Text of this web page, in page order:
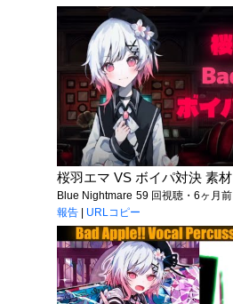
桜羽エマ VS ボイパ対決 素材
Blue Nightmare 59 回視聴・6ヶ月前
報告
URLコピー